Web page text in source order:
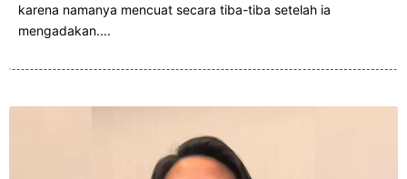
karena namanya mencuat secara tiba-tiba setelah ia
mengadakan....